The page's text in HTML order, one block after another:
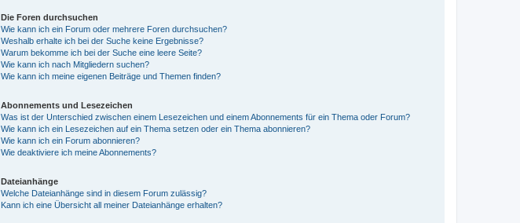
Die Foren durchsuchen
Wie kann ich ein Forum oder mehrere Foren durchsuchen?
Weshalb erhalte ich bei der Suche keine Ergebnisse?
Warum bekomme ich bei der Suche eine leere Seite?
Wie kann ich nach Mitgliedern suchen?
Wie kann ich meine eigenen Beiträge und Themen finden?
Abonnements und Lesezeichen
Was ist der Unterschied zwischen einem Lesezeichen und einem Abonnements für ein Thema oder Forum?
Wie kann ich ein Lesezeichen auf ein Thema setzen oder ein Thema abonnieren?
Wie kann ich ein Forum abonnieren?
Wie deaktiviere ich meine Abonnements?
Dateianhänge
Welche Dateianhänge sind in diesem Forum zulässig?
Kann ich eine Übersicht all meiner Dateianhänge erhalten?